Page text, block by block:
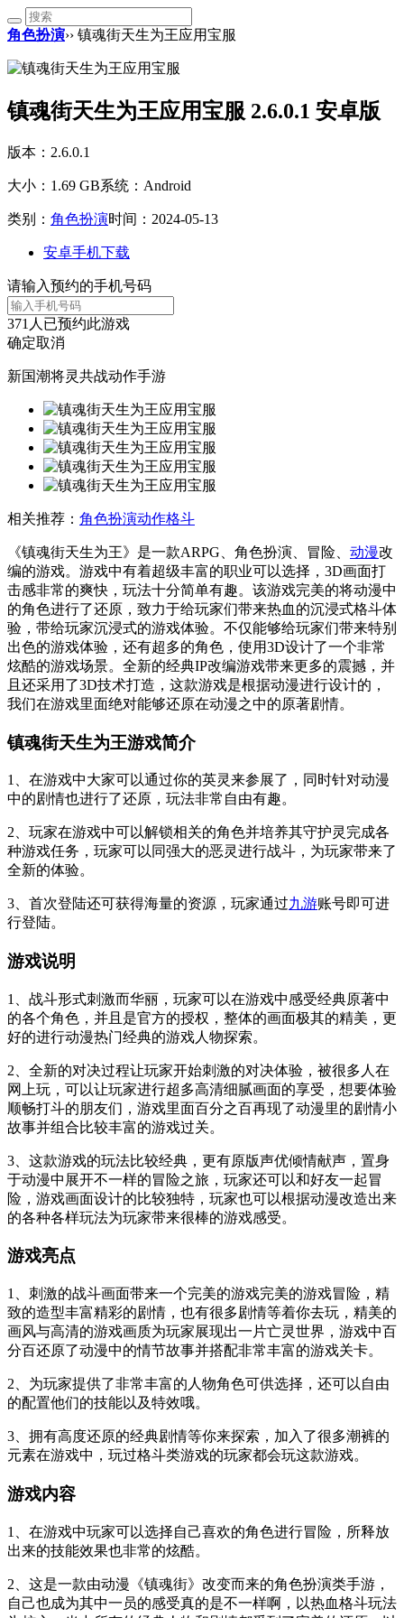
角色扮演›› 镇魂街天生为王应用宝服
镇魂街天生为王应用宝服 2.6.0.1 安卓版
版本：2.6.0.1
大小：1.69 GB系统：Android
类别： 角色扮演时间：2024-05-13
安卓手机下载
请输入预约的手机号码
371 人已预约此游戏
确定取消
新国潮将灵共战动作手游
相关推荐： 角色扮演动作格斗
《镇魂街天生为王》是一款ARPG、角色扮演、冒险、 动漫改
编的游戏。游戏中有着超级丰富的职业可以选择，3D画面打
击感非常的爽快，玩法十分简单有趣。该游戏完美的将动漫中
的角色进行了还原，致力于给玩家们带来热血的沉浸式格斗体
验，带给玩家沉浸式的游戏体验。不仅能够给玩家们带来特别
出色的游戏体验，还有超多的角色，使用3D设计了一个非常
炫酷的游戏场景。全新的经典IP改编游戏带来更多的震撼，并
且还采用了3D技术打造，这款游戏是根据动漫进行设计的，
我们在游戏里面绝对能够还原在动漫之中的原著剧情。
镇魂街天生为王游戏简介
1、在游戏中大家可以通过你的英灵来参展了，同时针对动漫
中的剧情也进行了还原，玩法非常自由有趣。
2、玩家在游戏中可以解锁相关的角色并培养其守护灵完成各
种游戏任务，玩家可以同强大的恶灵进行战斗，为玩家带来了
全新的体验。
3、首次登陆还可获得海量的资源，玩家通过九游账号即可进
行登陆。
游戏说明
1、战斗形式刺激而华丽，玩家可以在游戏中感受经典原著中
的各个角色，并且是官方的授权，整体的画面极其的精美，更
好的进行动漫热门经典的游戏人物探索。
2、全新的对决过程让玩家开始刺激的对决体验，被很多人在
网上玩，可以让玩家进行超多高清细腻画面的享受，想要体验
顺畅打斗的朋友们，游戏里面百分之百再现了动漫里的剧情小
故事并组合比较丰富的游戏过关。
3、这款游戏的玩法比较经典，更有原版声优倾情献声，置身
于动漫中展开不一样的冒险之旅，玩家还可以和好友一起冒
险，游戏画面设计的比较独特，玩家也可以根据动漫改造出来
的各种各样玩法为玩家带来很棒的游戏感受。
游戏亮点
1、刺激的战斗画面带来一个完美的游戏完美的游戏冒险，精
致的造型丰富精彩的剧情，也有很多剧情等着你去玩，精美的
画风与高清的游戏画质为玩家展现出一片亡灵世界，游戏中百
分百还原了动漫中的情节故事并搭配非常丰富的游戏关卡。
2、为玩家提供了非常丰富的人物角色可供选择，还可以自由
的配置他们的技能以及特效哦。
3、拥有高度还原的经典剧情等你来探索，加入了很多潮裤的
元素在游戏中，玩过格斗类游戏的玩家都会玩这款游戏。
游戏内容
1、在游戏中玩家可以选择自己喜欢的角色进行冒险，所释放
出来的技能效果也非常的炫酷。
2、这是一款由动漫《镇魂街》改变而来的角色扮演类手游，
自己也成为其中一员的感受真的是不一样啊，以热血格斗玩法